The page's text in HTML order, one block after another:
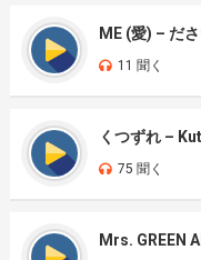
ME (愛) – だ
11 聞く
くつずれ –
75 聞く
Mrs. GREEN